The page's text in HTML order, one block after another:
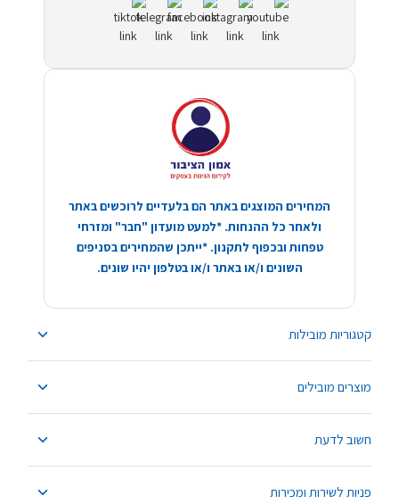
קטגוריות מובילות
מוצרים מובילים
חשוב לדעת
פניות לשירות ומכירות
המחירים המוצגים באתר הם בלעדיים לרוכשים באתר
ולאחר כל ההנחות. *למעט מועדון "חבר" ומזרחי
טפחות ובכפוף לתקנון. *ייתכן שהמחירים בסניפים
השונים ו/או באתר ו/או בטלפון יהיו שונים.